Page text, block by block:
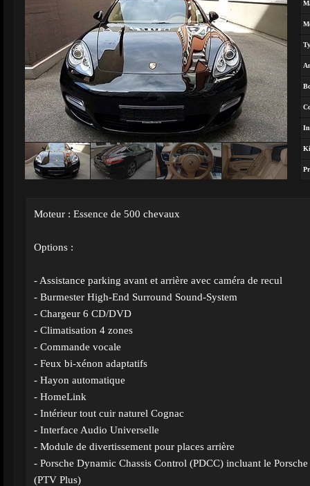
Moteur : Essence de 500 chevaux
Options :
- Assistance parking avant et arrière avec caméra de recul
- Burmester High-End Surround Sound-System
- Chargeur 6 CD/DVD
- Climatisation 4 zones
- Commande vocale
- Feux bi-xénon adaptatifs
- Hayon automatique
- HomeLink
- Intérieur tout cuir naturel Cognac
- Interface Audio Universelle
- Module de divertissement pour places arrière
- Porsche Dynamic Chassis Control (PDCC) incluant le
(PTV Plus)